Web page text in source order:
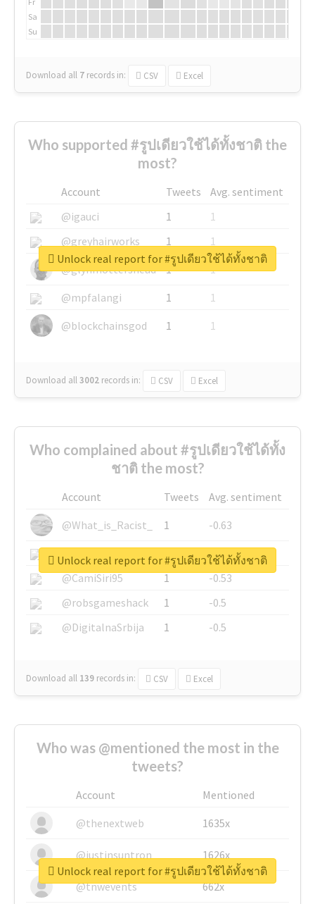
Sa
Su
Download all 7 records in: CSV Excel
Who supported #รูปเดียวใช้ได้ทั้งชาติ the
most?
Account Tweets
Avg. sentiment
@igauci
1
1
@greyhairworks
1
1
@glynmottershead
1
1
@mpfalangi
1
1
@blockchainsgod
1 1
Download all3002 records in: CSV Excel
Unlock real report for #รูปเดียวใช้ได้ทั้งชาติ
Who complained about #รูปเดียวใช้ได้ทั้ง
ชาติ the most?
Account Tweets
Avg. sentiment
@What_is_Racist_
1
-0.63
@SkateChart
1
-0.6
@CamiSiri95
1
-0.53
@robsgameshack
1
-0.5
@DigitalnaSrbija
1 -0.5
Download all 139 records in: CSV Excel
Unlock real report for #รูปเดียวใช้ได้ทั้งชาติ
Who was @mentioned the most in the
tweets?
Account
Mentioned
@thenextweb
1635x
@justinsuntron 1626x
@tnwevents 662x
Unlock real report for #รูปเดียวใช้ได้ทั้งชาติ